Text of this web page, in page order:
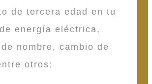
de tercera edad en tu
energía eléctrica,
nombre, cambio de
otros: